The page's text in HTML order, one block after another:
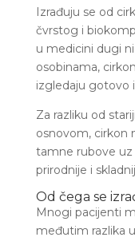
Izrađuju se od
čvrstog i
u medicini dugi
osobinama,
izgledaju gotovo
Za razliku od
osnovom, cirkon
tamne rubove uz
prirodnije i
Od čega se
Mnogi pacijenti
međutim razlika